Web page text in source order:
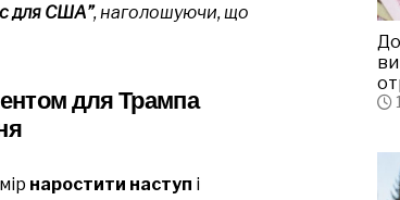
для США”, наголошуючи, що
для Трампа
наростити наступ і